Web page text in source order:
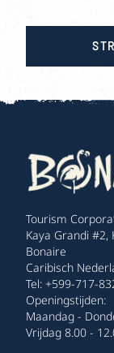
Tourism
Kaya Grandi #2,
Bonaire
Caribisch
Tel: +599-717-
Openingstijden:
Maandag -
Vrijdag 8.00 -